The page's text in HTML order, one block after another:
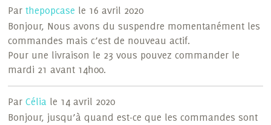
Parthepopcase le 16 avril 2020
Bonjour, Nous avons du suspendre momentanément les
commandes mais c’est de nouveau actif.
Pour une livraison le 23 vous pouvez commander le
mardi 21 avant 14h00.
ParCélia le 14 avril 2020
Bonjour, jusqu’à quand est-ce que les commandes sont